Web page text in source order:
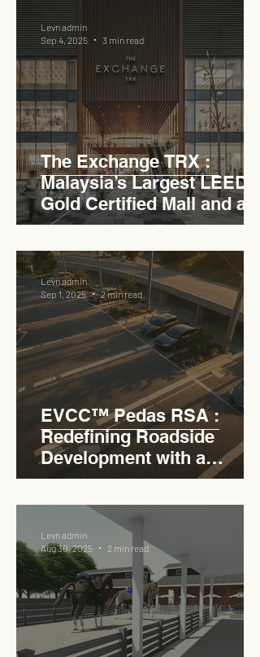
The Exchange TRX :
Malaysia’s Largest LEED
Gold Certified Mall and a
Model for EVCC™ Pedas
RSA
Levn admin
Sep 4, 2025
3 min read
EVCC™ Pedas RSA :
Redefining Roadside
Development with a
Circular Carpark for
Seamless Access
Levn admin
Sep 1, 2025
2 min read
Levn admin
Aug 30, 2025
2 min read